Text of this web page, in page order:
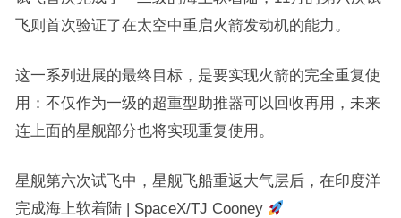
飞则首次验证了在太空中重启火箭发动机的能力。
这一系列进展的最终目标，是要实现火箭的完全重复使
用：不仅作为一级的超重型助推器可以回收再用，未来
连上面的星舰部分也将实现重复使用。
星舰第六次试飞中，星舰飞船重返大气层后，在印度洋
完成海上软着陆 | SpaceX/TJ Cooney